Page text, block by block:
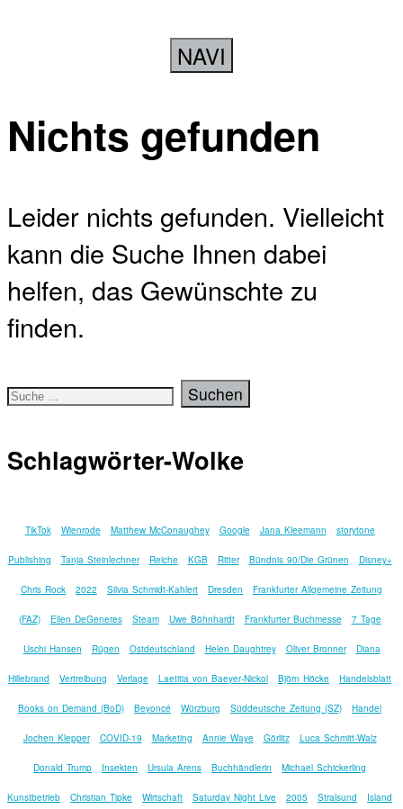
NAVI
Nichts gefunden
Leider nichts gefunden. Vielleicht
kann die Suche Ihnen dabei
helfen, das Gewünschte zu
finden.
Schlagwörter-Wolke
TikTok Wienrode Matthew McConaughey Google Jana Kleemann storytone
Publishing Tanja Steinlechner Reiche KGB Ritter Bündnis 90/Die Grünen Disney+
Chris Rock 2022 Silvia Schmidt-Kahlert Dresden Frankfurter Allgemeine Zeitung
(FAZ) Ellen DeGeneres Steam Uwe Böhnhardt Frankfurter Buchmesse 7 Tage
Uschi Hansen Rügen Ostdeutschland Helen Daughtrey Oliver Bronner Diana
Hillebrand Vertreibung Verlage Laetitia von Baeyer-Nickol Björn Höcke Handelsblatt
Books on Demand (BoD) Beyoncé Würzburg Süddeutsche Zeitung (SZ) Handel
Jochen Klepper COVID-19 Marketing Annie Waye Görlitz Luca Schmitt-Walz
Donald Trump Insekten Ursula Arens Buchhändlerin Michael Schickerling
Kunstbetrieb Christian Tipke Wirtschaft Saturday Night Live 2005 Stralsund Island